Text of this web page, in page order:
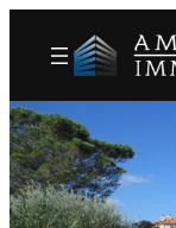
contenu